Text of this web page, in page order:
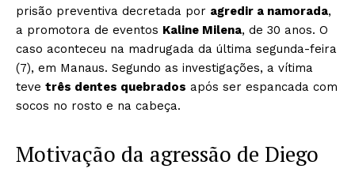
prisão preventiva decretada por agredir a namorada,
a promotora de eventos Kaline Milena, de 30 anos. O
caso aconteceu na madrugada da última segunda-feira
(7), em Manaus. Segundo as investigações, a vítima
teve três dentes quebrados após ser espancada com
socos no rosto e na cabeça.
Motivação da agressão de Diego